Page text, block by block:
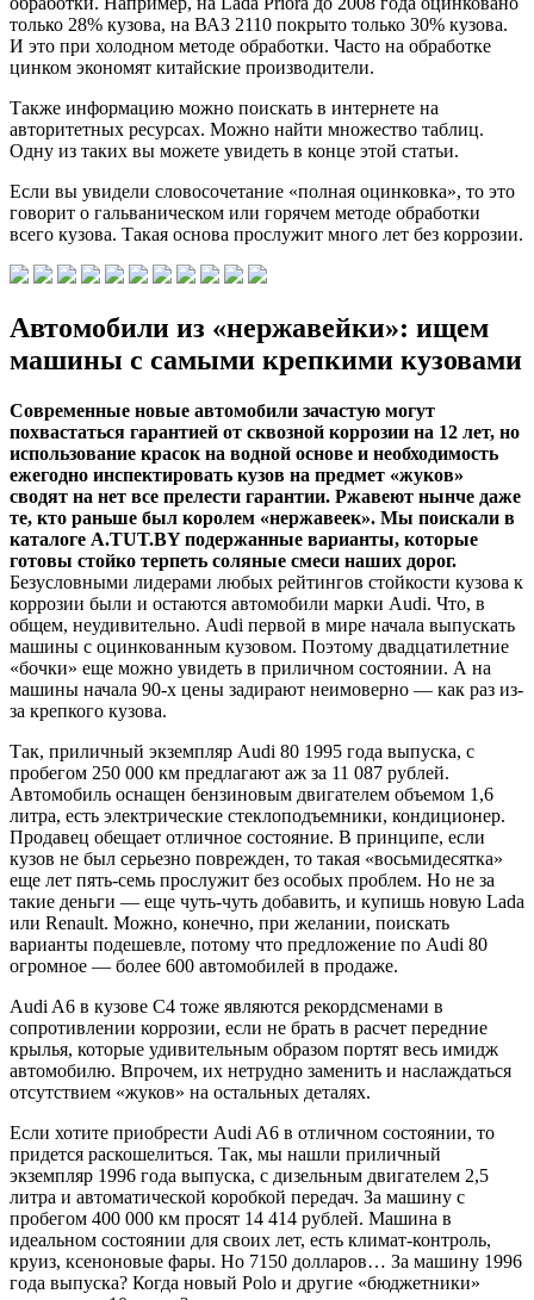
только 28% кузова, на ВАЗ 2110 покрыто только 30% кузова.
И это при холодном методе обработки. Часто на обработке
цинком экономят китайские производители.
Также информацию можно поискать в интернете на
авторитетных ресурсах. Можно найти множество таблиц.
Одну из таких вы можете увидеть в конце этой статьи.
Если вы увидели словосочетание «полная оцинковка», то это
говорит о гальваническом или горячем методе обработки
всего кузова. Такая основа прослужит много лет без коррозии.
Автомобили из «нержавейки»: ищем
машины с самыми крепкими кузовами
Современные новые автомобили зачастую могут
похвастаться гарантией от сквозной коррозии на 12 лет, но
использование красок на водной основе и необходимость
ежегодно инспектировать кузов на предмет «жуков»
сводят на нет все прелести гарантии. Ржавеют нынче даже
те, кто раньше был королем «нержавеек». Мы поискали в
каталоге A.TUT.BY подержанные варианты, которые
готовы стойко терпеть соляные смеси наших дорог.
Безусловными лидерами любых рейтингов стойкости кузова к
коррозии были и остаются автомобили марки Audi. Что, в
общем, неудивительно. Audi первой в мире начала выпускать
машины с оцинкованным кузовом. Поэтому двадцатилетние
«бочки» еще можно увидеть в приличном состоянии. А на
машины начала 90-х цены задирают неимоверно — как раз из-
за крепкого кузова.
Так, приличный экземпляр Audi 80 1995 года выпуска, с
пробегом 250 000 км предлагают аж за 11 087 рублей.
Автомобиль оснащен бензиновым двигателем объемом 1,6
литра, есть электрические стеклоподъемники, кондиционер.
Продавец обещает отличное состояние. В принципе, если
кузов не был серьезно поврежден, то такая «восьмидесятка»
еще лет пять-семь прослужит без особых проблем. Но не за
такие деньги — еще чуть-чуть добавить, и купишь новую Lada
или Renault. Можно, конечно, при желании, поискать
варианты подешевле, потому что предложение по Audi 80
огромное — более 600 автомобилей в продаже.
Audi A6 в кузове С4 тоже являются рекордсменами в
сопротивлении коррозии, если не брать в расчет передние
крылья, которые удивительным образом портят весь имидж
автомобилю. Впрочем, их нетрудно заменить и наслаждаться
отсутствием «жуков» на остальных деталях.
Если хотите приобрести Audi A6 в отличном состоянии, то
придется раскошелиться. Так, мы нашли приличный
экземпляр 1996 года выпуска, с дизельным двигателем 2,5
литра и автоматической коробкой передач. За машину с
пробегом 400 000 км просят 14 414 рублей. Машина в
идеальном состоянии для своих лет, есть климат-контроль,
круиз, ксеноновые фары. Но 7150 долларов… За машину 1996
года выпуска? Когда новый Polo и другие «бюджетники»